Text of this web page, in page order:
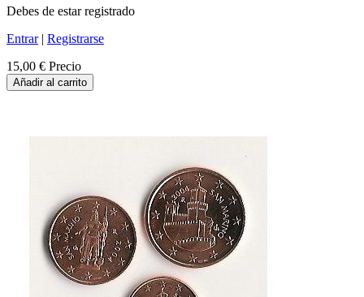
Debes de estar registrado
Entrar| Registrarse
15,00 € Precio
Añadir al carrito